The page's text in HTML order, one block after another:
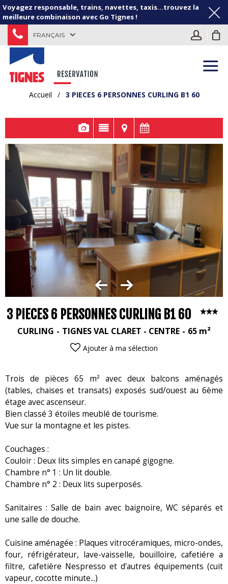
Voyagez responsable, trains, navettes, taxis...trouvez la
meilleure combinaison avec Go Tignes !
FRANÇAIS
Accueil / 3 PIECES 6 PERSONNES CURLING B1 60
3 PIECES 6 PERSONNES CURLING B1 60
CURLING TIGNES VAL CLARET - CENTRE 65 m²
Ajouter à ma sélection
Trois de pièces 65 m² avec deux balcons aménagés
(tables, chaises et transats) exposés sud/ouest au 6ème
étage avec ascenseur.
Bien classé 3 étoiles meublé de tourisme.
Vue sur la montagne et les pistes.
Couchages :
Couloir : Deux lits simples en canapé gigogne.
Chambre n° 1 : Un lit double.
Chambre n° 2 : Deux lits superposés.
Sanitaires : Salle de bain avec baignoire, WC séparés et
une salle de douche.
Cuisine aménagée : Plaques vitrocéramiques, micro-ondes,
four, réfrigérateur, lave-vaisselle, bouilloire, cafetiére a
filtre, cafetière Nespresso et d'autres équipements (cuit
vapeur, cocotte minute...)